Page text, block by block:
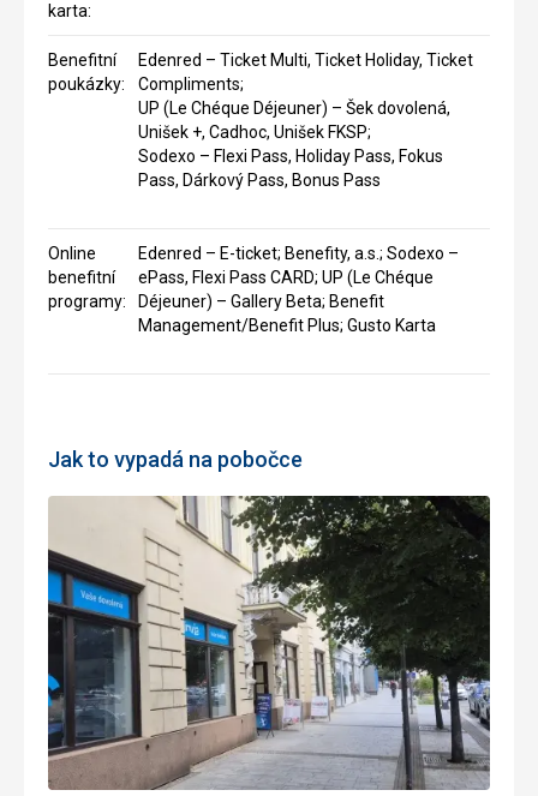
karta:
Benefitní
poukázky:
Edenred – Ticket Multi, Ticket Holiday, Ticket
Compliments;
UP (Le Chéque Déjeuner) – Šek dovolená,
Unišek +, Cadhoc, Unišek FKSP;
Sodexo – Flexi Pass, Holiday Pass, Fokus
Pass, Dárkový Pass, Bonus Pass
Online
benefitní
programy:
Edenred – E-ticket; Benefity, a.s.; Sodexo –
ePass, Flexi Pass CARD; UP (Le Chéque
Déjeuner) – Gallery Beta; Benefit
Management/Benefit Plus; Gusto Karta
Jak to vypadá na pobočce